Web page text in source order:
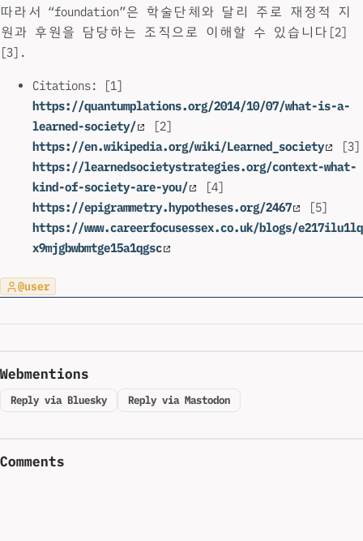
따라서 “foundation”은 학술단체와 달리 주로 재정적 지
원과 후원을 담당하는 조직으로 이해할 수 있습니다[2]
[3].
Citations: [1]
https://quantumplations.org/2014/10/07/what-is-a-
learned-society/
[2]
https://en.wikipedia.org/wiki/Learned_society
[3]
https://learnedsocietystrategies.org/context-what-
kind-of-society-are-you/
[4]
https://epigrammetry.hypotheses.org/2467
[5]
https://www.careerfocusessex.co.uk/blogs/e217ilu1lq
x9mjgbwbmtge15a1qgsc
@user
Webmentions
Reply via Bluesky Reply via Mastodon
Comments